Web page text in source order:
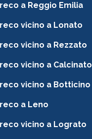
a Reggio Emilia
vicino a Lonato
vicino a Rezzato
vicino a Calcinato
vicino a Botticino
a Leno
vicino a Lograto